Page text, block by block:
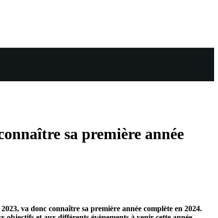
sa première année
va donc connaître sa première année complète en 2024.